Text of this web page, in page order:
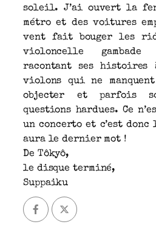
soleil. J’ai ouvert la
métro et des voitures
vent fait bouger les
violoncelle gambade
racontant ses histoires
violons qui ne
objecter et parfois
questions hardues. Ce
un concerto et c’est
aura le dernier mot !
De Tôkyô,
le disque terminé,
Suppaiku